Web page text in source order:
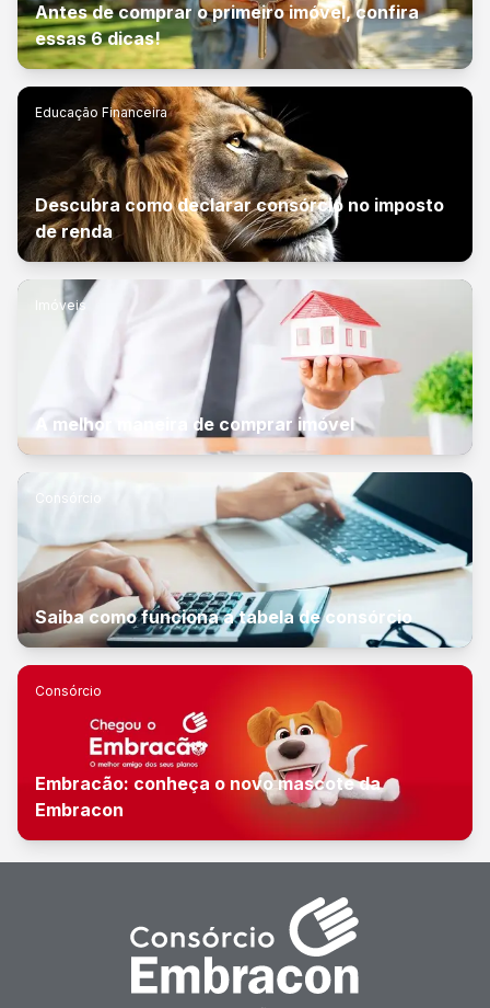
Antes de comprar o primeiro imóvel, confira
essas 6 dicas!
Educação Financeira
Descubra como declarar consórcio no imposto
de renda
Imóveis
A melhor maneira de comprar imóvel
Consórcio
Saiba como funciona a tabela de consórcio
Consórcio
Embracão: conheça o novo mascote da
Embracon